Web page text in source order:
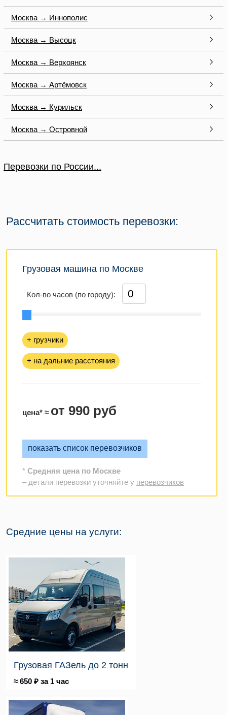
Москва → Иннополис
Москва → Высоцк
Москва → Верхоянск
Москва → Артёмовск
Москва → Курильск
Москва → Островной
Перевозки по России...
Рассчитать стоимость перевозки:
Грузовая машина по Москве
Кол-во часов (по городу):
+ грузчики
+ на дальние расстояния
цена* ≈ от 990 руб
показать список перевозчиков
* Средняя цена по Москве
– детали перевозки уточняйте у перевозчиков
Средние цены на услуги:
Грузовая ГАЗель до 2 тонн
≈ 650 ₽ за 1 час